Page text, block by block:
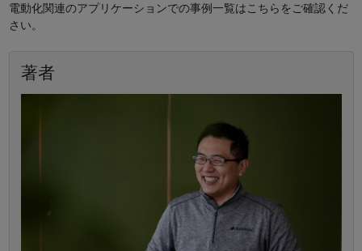
電動化関連のアプリケーションでの事例一覧はこちらをご確認くだ
さい。
著者